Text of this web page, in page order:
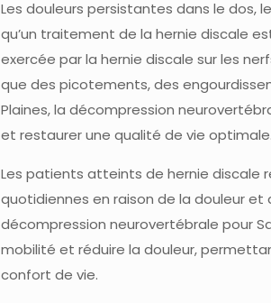
Les douleurs persistantes dans le dos,
qu’un traitement de la hernie discale
exercée par la hernie discale sur les
que des picotements, des
Plaines, la décompression
et restaurer une qualité de vie optimale.
Les patients atteints de hernie discale
quotidiennes en raison de la douleur
décompression neurovertébrale pour
mobilité et réduire la douleur,
confort de vie.